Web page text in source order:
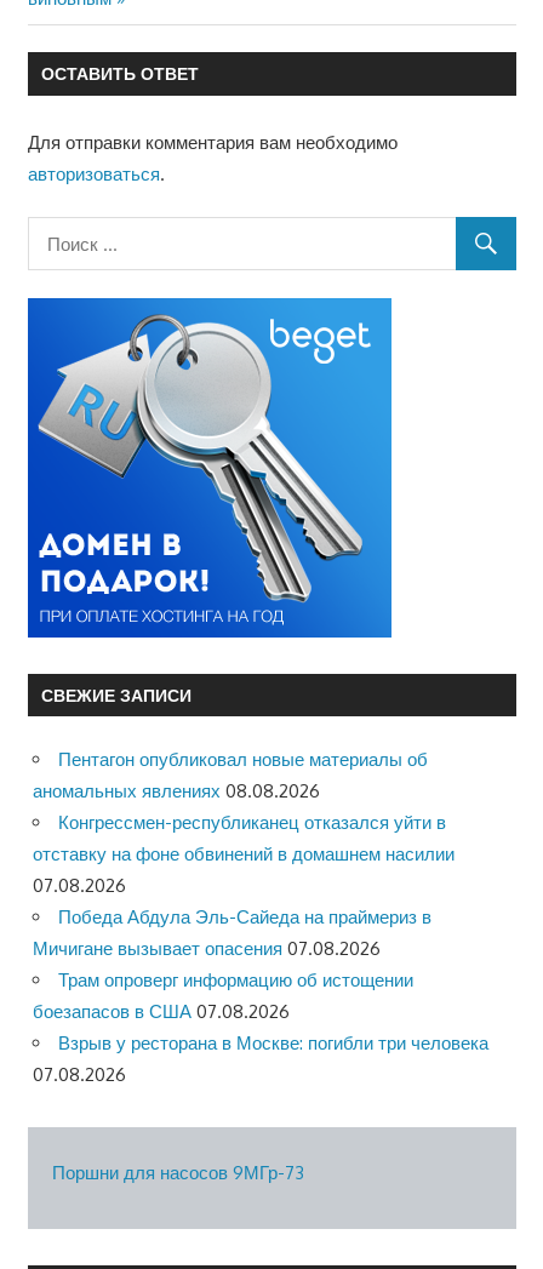
ОСТАВИТЬ ОТВЕТ
Для отправки комментария вам необходимо
авторизоваться.
СВЕЖИЕ ЗАПИСИ
Пентагон опубликовал новые материалы об
аномальных явлениях 08.08.2026
Конгрессмен-республиканец отказался уйти в
отставку на фоне обвинений в домашнем насилии
07.08.2026
Победа Абдула Эль-Сайеда на праймериз в
Мичигане вызывает опасения 07.08.2026
Трам опроверг информацию об истощении
боезапасов в США 07.08.2026
Взрыв у ресторана в Москве: погибли три человека
07.08.2026
Поршни для насосов 9МГр-73